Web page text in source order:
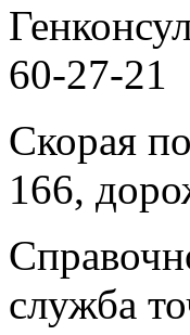
60-27-21
Скорая
166,
служба